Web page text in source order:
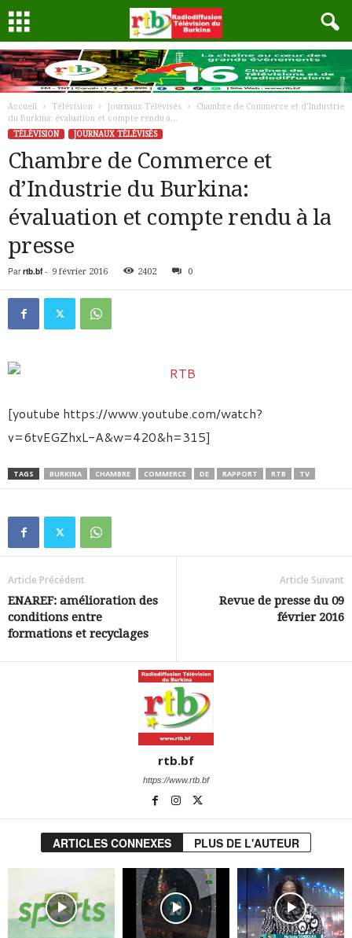
Accueil Télévision Journaux Télévisés
Chambre de Commerce et d’Industrie
du Burkina: évaluation et compte rendu à...
TÉLÉVISION
JOURNAUX TÉLÉVISÉS
Chambre de Commerce et
d’Industrie du Burkina:
évaluation et compte rendu à la
presse
Par rtb.bf- 9 février 2016 2402 0
[youtube https://www.youtube.com/watch?
v=6tvEGZhxL-A&w=420&h=315]
TAGS BURKINA CHAMBRE COMMERCE DE RAPPORT RTB TV
Article Précédent
ENAREF: amélioration des
conditions entre
formations et recyclages
Article Suivant
Revue de presse du 09
février 2016
rtb.bf
https://www.rtb.bf
ARTICLES CONNEXES PLUS DE L'AUTEUR